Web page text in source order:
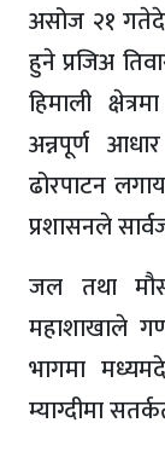
असोज २१
हुने प्रजिअ
हिमाली
अन्नपूर्ण
ढोरपाटन
प्रशासनले
जल तथा
महाशाखाले
भागमा
म्याग्दीमा